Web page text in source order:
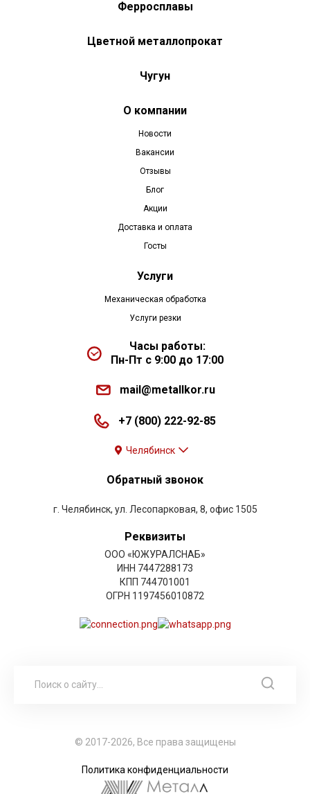
Ферросплавы
Цветной металлопрокат
Чугун
О компании
Новости
Вакансии
Отзывы
Блог
Акции
Доставка и оплата
Госты
Услуги
Механическая обработка
Услуги резки
Часы работы:
Пн-Пт с 9:00 до 17:00
mail@metallkor.ru
+7 (800) 222-92-85
Челябинск
Обратный звонок
г. Челябинск, ул. Лесопарковая, 8, офис 1505
Реквизиты
ООО «ЮЖУРАЛСНАБ»
ИНН 7447288173
КПП 744701001
ОГРН 1197456010872
© 2017-2026, Все права защищены
Политика конфиденциальности